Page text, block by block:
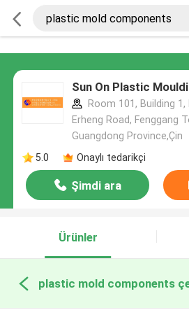
Sun On Plastic
Room 101, Building
Erheng Road, Fenggang
Guangdong Province,Çin
5.0
Onaylı tedarikçi
Şimdi ara
Ürünler
plastic mold components